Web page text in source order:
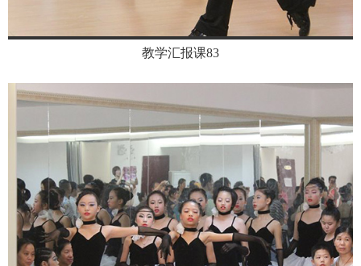
教学汇报课83